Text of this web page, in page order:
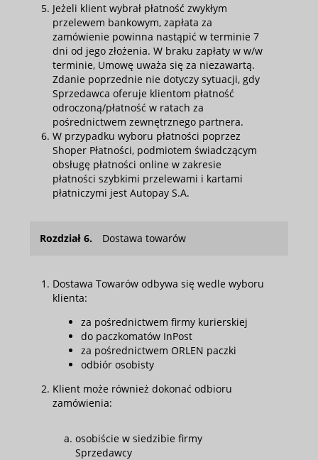
Jeżeli klient wybrał płatność zwykłym
przelewem bankowym, zapłata za
zamówienie powinna nastąpić w terminie 7
dni od jego złożenia. W braku zapłaty w w/w
terminie, Umowę uważa się za niezawartą.
Zdanie poprzednie nie dotyczy sytuacji, gdy
Sprzedawca oferuje klientom płatność
odroczoną/płatność w ratach za
pośrednictwem zewnętrznego partnera.
W przypadku wyboru płatności poprzez
Shoper Płatności, podmiotem świadczącym
obsługę płatności online w zakresie
płatności szybkimi przelewami i kartami
płatniczymi jest Autopay S.A.
Rozdział 6. Dostawa towarów
Dostawa Towarów odbywa się wedle wyboru
klienta:
za pośrednictwem firmy kurierskiej
do paczkomatów InPost
za pośrednictwem ORLEN paczki
odbiór osobisty
Klient może również dokonać odbioru
zamówienia:
osobiście w siedzibie firmy
Sprzedawcy